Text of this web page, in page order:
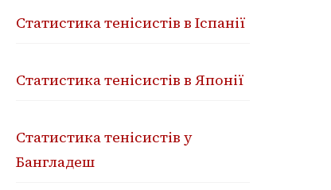
Статистика тенісистів в Іспанії
Статистика тенісистів в Японії
Статистика тенісистів у
Бангладеш